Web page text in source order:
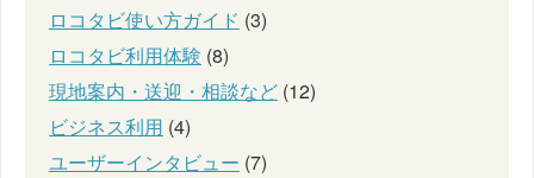
ロコタビ使い方ガイド (3)
ロコタビ利用体験 (8)
現地案内・送迎・相談など (12)
ビジネス利用 (4)
ユーザーインタビュー (7)